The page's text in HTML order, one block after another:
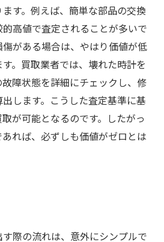
す。例えば、簡単な部品の交換
高値で査定されることが多いで
がある場合は、やはり価値が低
。買取業者では、壊れた時計を
障状態を詳細にチェックし、修
します。こうした査定基準に基
が可能となるのです。したがっ
れば、必ずしも価値がゼロとは
際の流れは、意外にシンプルで